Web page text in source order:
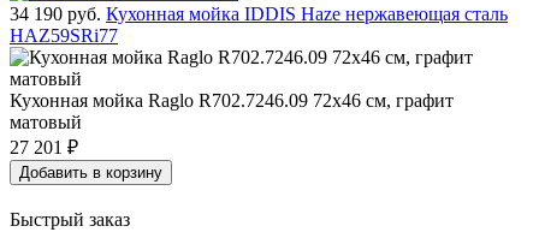
34 190 руб. Кухонная мойка IDDIS Haze нержавеющая сталь
HAZ59SRi77
Кухонная мойка Raglo R702.7246.09 72x46 см, графит
матовый
27 201 ₽
Добавить в корзину
Быстрый заказ